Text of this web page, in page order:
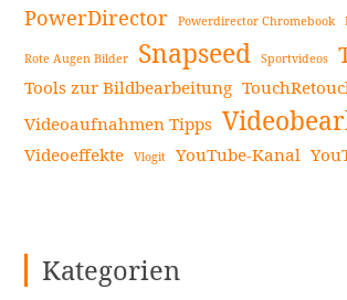
PowerDirector Powerdirector Chromebook
Rote Augen Bilder Snapseed Sportvideos
Tools zur Bildbearbeitung
Videoaufnahmen Tipps
Videoeffekte Vlogit YouTube-Kanal
Kategorien